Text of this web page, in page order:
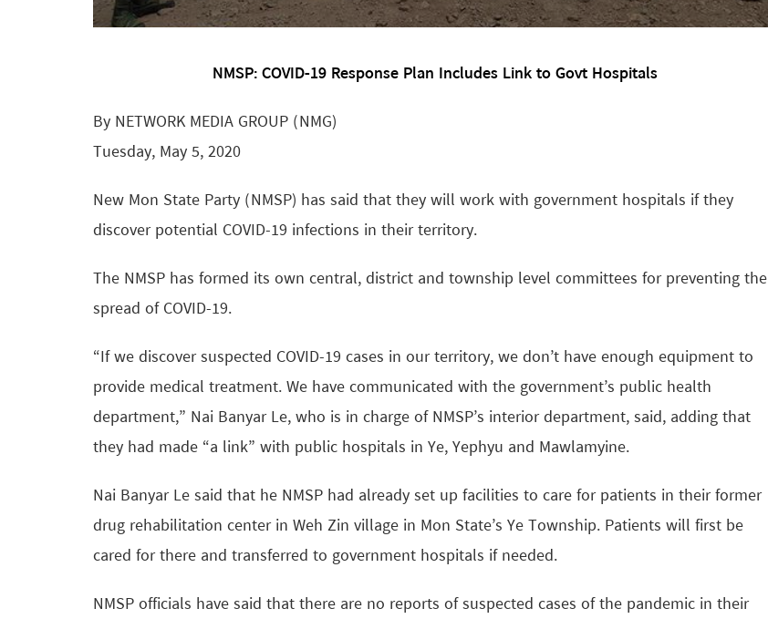
NMSP: COVID-19 Response Plan Includes Link to Govt Hospitals
By NETWORK MEDIA GROUP (NMG)
Tuesday, May 5, 2020
New Mon State Party (NMSP) has said that they will work with government hospitals if they
discover potential COVID-19 infections in their territory.
The NMSP has formed its own central, district and township level committees for preventing the
spread of COVID-19.
“If we discover suspected COVID-19 cases in our territory, we don’t have enough equipment to
provide medical treatment. We have communicated with the government’s public health
department,” Nai Banyar Le, who is in charge of NMSP’s interior department, said, adding that
they had made “a link” with public hospitals in Ye, Yephyu and Mawlamyine.
Nai Banyar Le said that he NMSP had already set up facilities to care for patients in their former
drug rehabilitation center in Weh Zin village in Mon State’s Ye Township. Patients will first be
cared for there and transferred to government hospitals if needed.
NMSP officials have said that there are no reports of suspected cases of the pandemic in their